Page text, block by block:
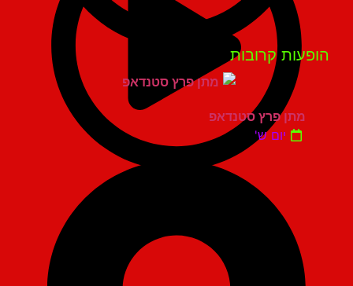
קרובות
מתן פרץ סטנדאפ
יום ש'